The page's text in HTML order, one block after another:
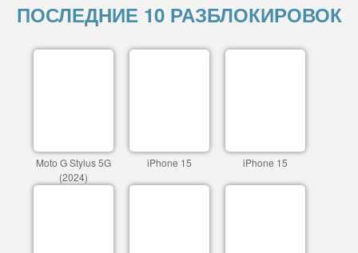
ПОСЛЕДНИЕ 10 РАЗБЛОКИРОВОК
Moto G Stylus 5G
(2024)
iPhone 15 iPhone 15